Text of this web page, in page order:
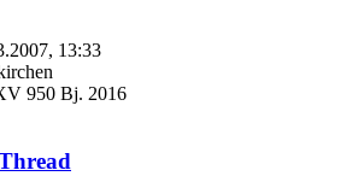
13:33
950 Bj. 2016